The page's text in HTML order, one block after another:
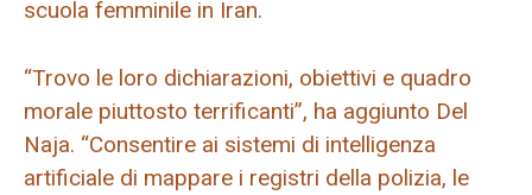
scuola femminile in Iran.
“Trovo le loro dichiarazioni, obiettivi e quadro
morale piuttosto terrificanti”, ha aggiunto Del
Naja. “Consentire ai sistemi di intelligenza
artificiale di mappare i registri della polizia, le